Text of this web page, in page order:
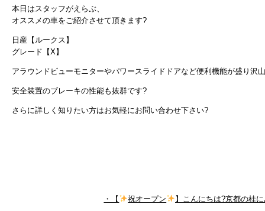
本日はスタッフがえらぶ、
オススメの車をご紹介させて頂きます?
日産【ルークス】
グレード【X】
アラウンドビューモニターやパワースライドドアなど便利機能が盛り沢山
安全装置のブレーキの性能も抜群です?
さらに詳しく知りたい方はお気軽にお問い合わせ下さい?
・【 祝オープン 】こんにちは?京都の桂